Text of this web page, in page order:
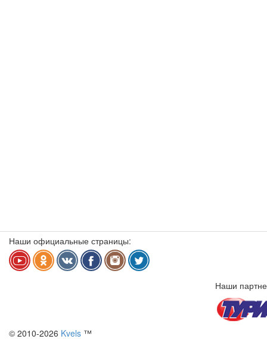
Наши официальные страницы:
Наши
© 2010-2026 Kvels ™